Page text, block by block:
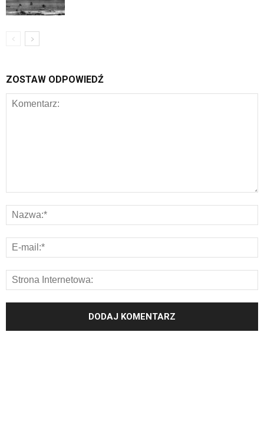
ZOSTAW ODPOWIEDŹ